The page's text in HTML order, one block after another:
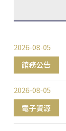
館務公告
2026-08-05
電子資源
2026-08-05